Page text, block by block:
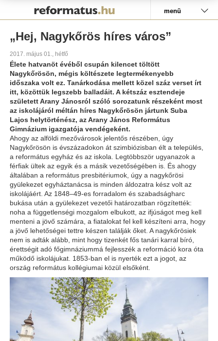
menü
„Hej, Nagykőrös híres város”
2017. május 01., hétfő
Élete hatvanöt évéből csupán kilencet töltött
Nagykőrösön, mégis költészete legtermékenyebb
időszaka volt ez. Tanárkodása mellett közel száz verset írt
itt, közöttük legszebb balladáit. A kétszáz esztendeje
született Arany Jánosról szóló sorozatunk részeként most
az iskolájáról méltán híres Nagykőrösön jártunk Suba
Lajos helytörténész, az Arany János Református
Gimnázium igazgatója vendégeként.
Ahogy az alföldi mezővárosok jelentős részében, úgy
Nagykőrösön is évszázadokon át szimbiózisban élt a település,
a református egyház és az iskola. Legtöbbször ugyanazok a
férfiak ültek az egyik és a másik vezetőségében is. És ahogy
általában a református presbitériumok, úgy a nagykőrösi
gyülekezet egyháztanácsa is minden áldozatra kész volt az
iskolájáért. Az 1848–49-es forradalom és szabadságharc
bukása után a gyülekezet vezetői határozatban rögzítették:
noha a függetlenségi mozgalom elbukott, az ifjúságot meg kell
menteni a jövő számára, a fiatalokat fel kell készíteni arra, hogy
a jövő lehetőségei tettre készen találják őket. A nagykőrösiek
nem is adták alább, mint hogy tizenkét fős tanári karral bíró,
érettségit adó főgimnáziummá fejlesszék a reformáció kora óta
működő iskolájukat. 1853-ban el is nyerték ezt a jogot, az
ország református kollégiumai közül elsőként.